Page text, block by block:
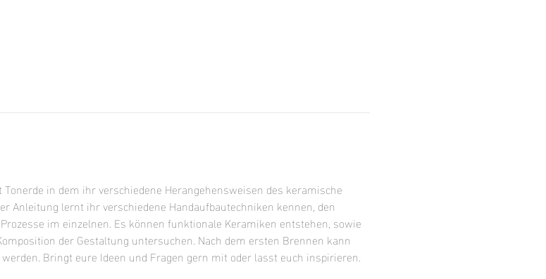
in dem ihr verschiedene Herangehensweisen des keramische
Anleitung lernt ihr verschiedene Handaufbautechniken kennen, den
im einzelnen. Es können funktionale Keramiken entstehen, sowie
der Gestaltung untersuchen. Nach dem ersten Brennen kann
Bringt eure Ideen und Fragen gern mit oder lasst euch inspirieren.